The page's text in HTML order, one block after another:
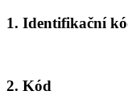
1. Identifikační
2. Kód